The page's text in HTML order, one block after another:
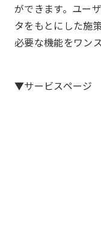
ができます。ユー
タをもとにした施
必要な機能をワン
▼サービスページ